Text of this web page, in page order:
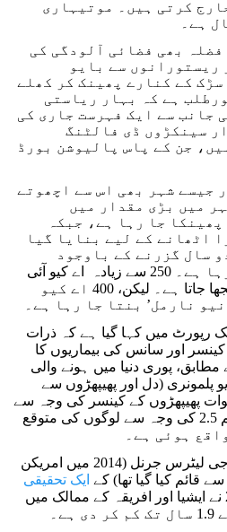
کرتی ہیں۔ موتیہاری
ہے۔
بھی فضائی آلودگی کی
ریستورانوں سے بایو
کے کنارے پھینک کر کھلے
ہے کہ بہار ریاستی
جانب سے ایک فہرست جاری کی
سینکڑوں ڈی فالٹنگ
جن کے پاس پالیوشن بورڈ
جیسے شہر بھی اس سے اچھوتے
میں بڑی مقدار میں
جا رہا ہے، جبکہ
اٹھانے کے لیے بنایا گیا
سال گزرنے کے باوجود
استعمال نہیں کیا جا رہا ہے۔ 250 سے زیادہ اے کیو آئی
صحت کے لیے نقصان دہ سمجھا جاتا ہے۔ لیکن، 400 اے کیو
نارمل’ بنتا جا رہا ہے۔
رپورٹ میں کہا گیا ہے کہ ذرات
اور سانس کی بیماریوں کا
پوری دنیا میں ہونے والی
3فیصد کارڈیو پلمونری (دل اور پھیپھڑوں سے
اور 5فیصد اموات پھیپھڑوں کے کینسر کی وجہ سے
ہوتی ہیں۔ یورپ میں پی ایم 2.5 کی وجہ سے لوگوں کی متوقع
انوائرمنٹل سائنس اینڈ ٹکنالوجی لیٹرس جرنل (2014 میں امریکن
کیا گیا تھا) کے ایک تحقیقی
، پی ایم 2.5 نے ایشیا اور افریقہ کے ممالک میں